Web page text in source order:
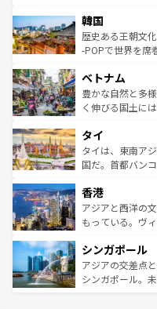
ワイを、存分に味わってほし
はコンテンツ一覧
いる。アクティ
ビング、ハイキ
い。オーストラ
参照してほしい。
ン）、静ひつな
と山間の静けさ
驚きをもたらし
容にもいいと評
が味
照してほしい。
韓国
歴史ある王朝文
-POPで世界を席
き、地方に足を
できる。そして
まで、さまざま
リティに包まれ
覧を参照してほ
ベトナム
豊かな自然と多
く伸びる国土に
急速な発展と共
ーチミン市のフ
醸し出している
とつ。フォーや
ひ現地で味わい
が旅行者を迎え
参照してほしい。
タイ
タイは、東南ア
国だ。首都バン
の活気が交差し
帯で自然と触れ
いビーチでリゾ
激する。気候は
が待っている。
た文化、そして
香港
アジアと西洋の
もっている。ヴ
み、どこを訪れ
ており、効率よ
うな絶景から文
シンガポール
アジアの交差点
シンガポール。